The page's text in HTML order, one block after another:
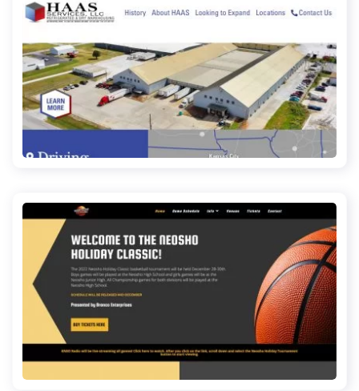
haasservicesllc.com
neoshoholidayclassic.com